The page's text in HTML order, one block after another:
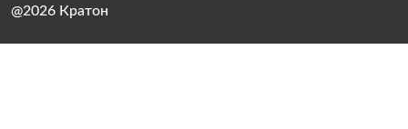
@2026 Кратон